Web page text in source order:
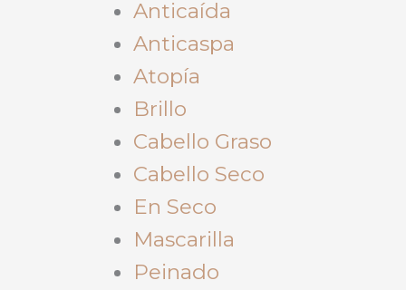
Anticaída
Anticaspa
Atopía
Brillo
Cabello Graso
Cabello Seco
En Seco
Mascarilla
Peinado